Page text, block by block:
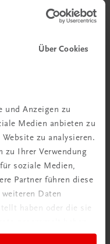
Über Cookies
und Anzeigen zu
Medien anbieten zu
zu analysieren.
zu Ihrer Verwendung
soziale Medien,
Partner führen diese
Daten
haben oder die sie